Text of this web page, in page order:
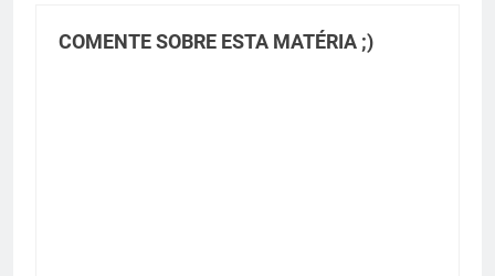
COMENTE SOBRE ESTA MATÉRIA ;)